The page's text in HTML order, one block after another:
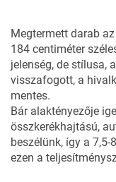
Megtermett darab
184 centiméter
jelenség, de stílusa,
visszafogott, a
mentes.
Bár alaktényezője
összkerékhajtású,
beszélünk, így a
ezen a